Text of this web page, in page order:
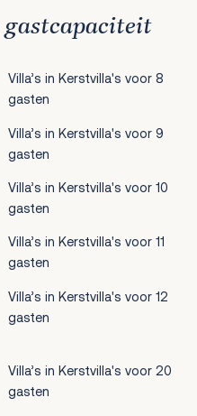
gastcapaciteit
Villa’s in Kerstvilla's voor 8
gasten
Villa’s in Kerstvilla's voor 9
gasten
Villa’s in Kerstvilla's voor 10
gasten
Villa’s in Kerstvilla's voor 11
gasten
Villa’s in Kerstvilla's voor 12
gasten
Villa’s in Kerstvilla's voor 20
gasten